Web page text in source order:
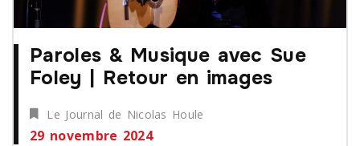
Paroles & Musique avec Sue
Foley | Retour en images
Le Journal de Nicolas Houle
29 novembre 2024